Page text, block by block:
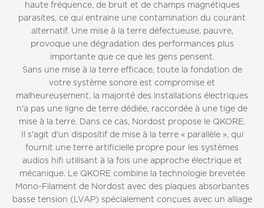
haute fréquence, de bruit et de champs magnétiques
parasites, ce qui entraine une contamination du courant
alternatif. Une mise à la terre défectueuse, pauvre,
provoque une dégradation des performances plus
importante que ce que les gens pensent.
Sans une mise à la terre efficace, toute la fondation de
votre système sonore est compromise et
malheureusement, la majorité des installations électriques
n'a pas une ligne de terre dédiée, raccordée à une tige de
mise à la terre. Dans ce cas, Nordost propose le QKORE.
Il s'agit d'un dispositif de mise à la terre « parallèle », qui
fournit une terre artificielle propre pour les systèmes
audios hifi utilisant à la fois une approche électrique et
mécanique. Le QKORE combine la technologie brevetée
Mono-Filament de Nordost avec des plaques absorbantes
basse tension (LVAP) spécialement conçues avec un alliage